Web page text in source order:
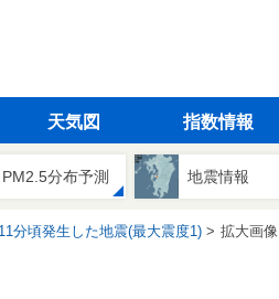
天気図 指数情報
PM2.5分布予測 地震情報
分頃発生した地震(最大震度1) 拡大画像